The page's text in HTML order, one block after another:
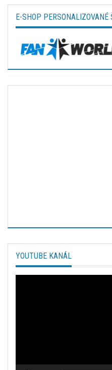
E-SHOP PERSONALIZOVANÉ
YOUTUBE KANÁL